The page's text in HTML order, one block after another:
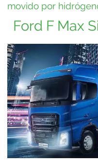
movido por
Ford F Max